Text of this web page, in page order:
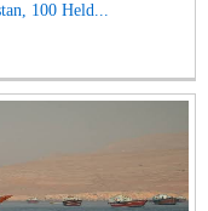
100 Held...